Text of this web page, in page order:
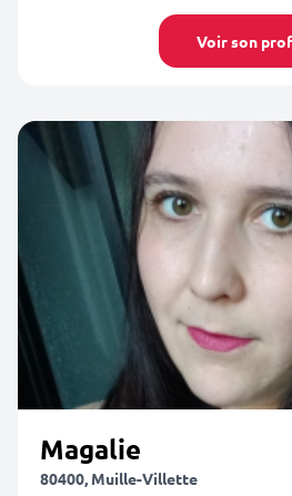
Voir son
Magalie
80400, Muille-Villette